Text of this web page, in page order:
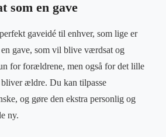
som en gave
gaveidé til enhver, som lige er
gave, som vil blive værdsat og
for forældrene, men også for det lille
ældre. Du kan tilpasse
og gøre den ekstra personlig og
ny.